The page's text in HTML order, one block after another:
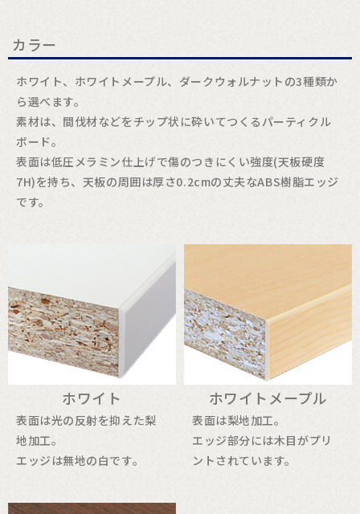
カラー
ホワイト、ホワイトメープル、ダークウォルナットの3種類か
ら選べます。
素材は、間伐材などをチップ状に砕いてつくるパーティクル
ボード。
表面は低圧メラミン仕上げで傷のつきにくい強度(天板硬度
7H)を持ち、天板の周囲は厚さ0.2cmの丈夫なABS樹脂エッジ
です。
ホワイト
表面は光の反射を抑えた梨
地加工。
エッジは無地の白です。
ホワイトメープル
表面は梨地加工。
エッジ部分には木目がプリ
ントされています。